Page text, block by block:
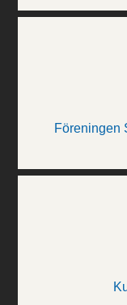
Föreningen